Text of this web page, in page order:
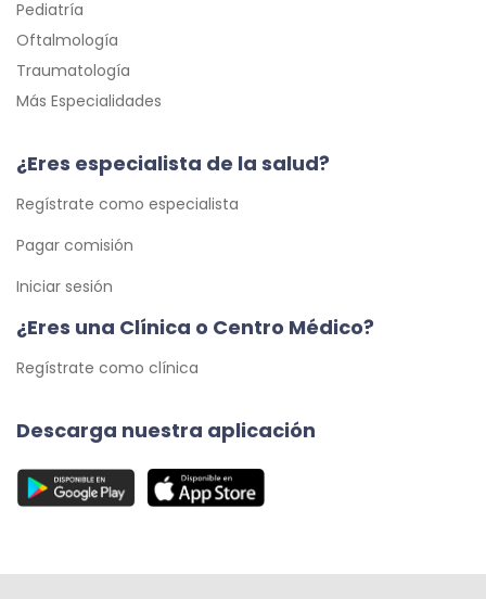
Pediatría
Oftalmología
Traumatología
Más Especialidades
¿Eres especialista de la salud?
Regístrate como especialista
Pagar comisión
Iniciar sesión
¿Eres una Clínica o Centro Médico?
Regístrate como clínica
Descarga nuestra aplicación